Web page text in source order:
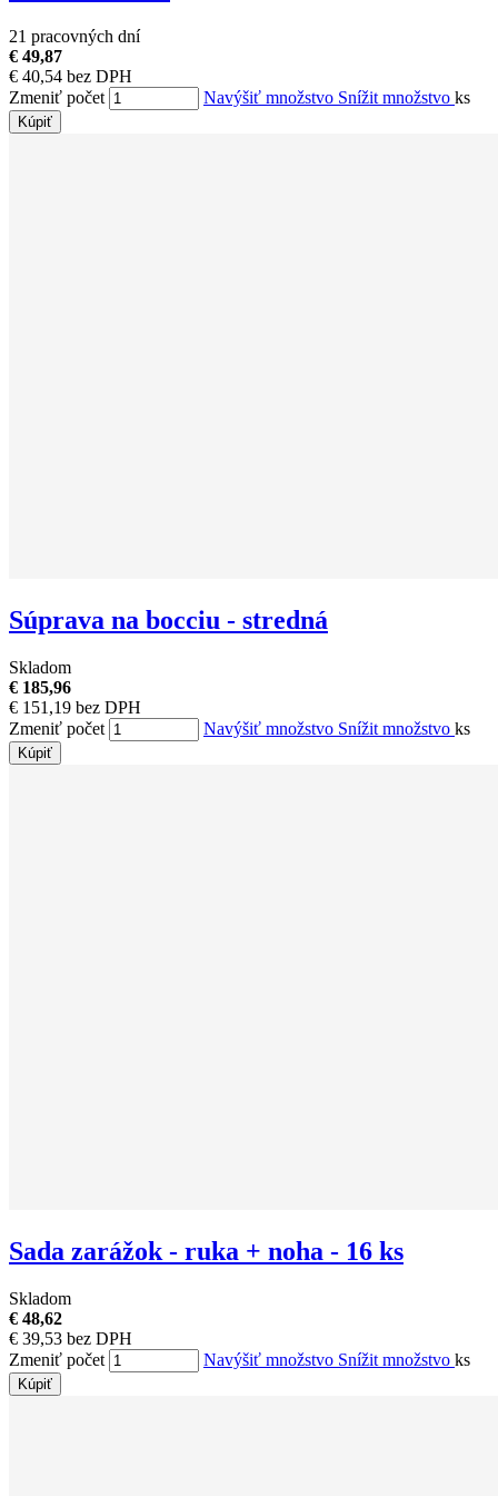
21 pracovných dní
€ 49,87
€ 40,54 bez DPH
Zmeniť počet
Navýšiť množstvo Snížit množstvo ks
Kúpiť
Súprava na bocciu - stredná
Skladom
€ 185,96
€ 151,19 bez DPH
Zmeniť počet
Navýšiť množstvo Snížit množstvo ks
Kúpiť
Sada zarážok - ruka + noha - 16 ks
Skladom
€ 48,62
€ 39,53 bez DPH
Zmeniť počet
Navýšiť množstvo Snížit množstvo ks
Kúpiť